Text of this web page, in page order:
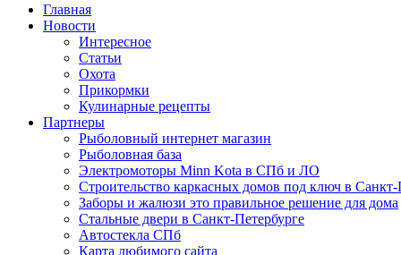
Главная
Новости
Интересное
Статьи
Охота
Прикормки
Кулинарные рецепты
Партнеры
Рыболовный интернет магазин
Рыболовная база
Электромоторы Minn Kota в СПб и ЛО
Строительство каркасных домов под ключ в Санкт-
Заборы и жалюзи это правильное решение для дома
Стальные двери в Санкт-Петербурге
Автостекла СПб
Карта любимого сайта